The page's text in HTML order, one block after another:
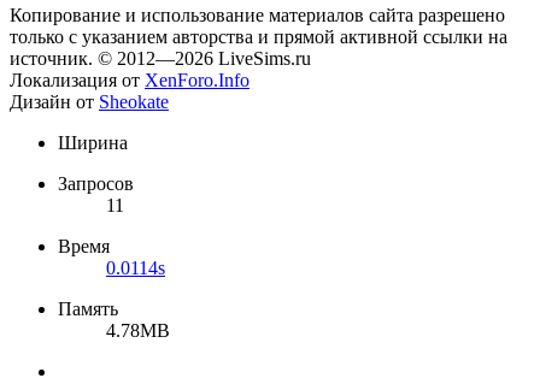
Копирование и использование материалов сайта разрешено
только с указанием авторства и прямой активной ссылки на
источник. © 2012—2026 LiveSims.ru
Локализация от XenForo.Info
Дизайн от Sheokate
Ширина
Запросов
11
Время
0.0114s
Память
4.78MB